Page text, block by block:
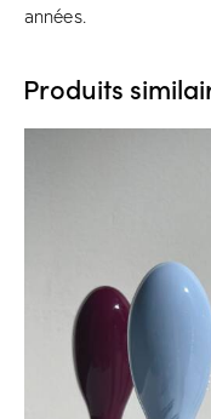
années.
Produits